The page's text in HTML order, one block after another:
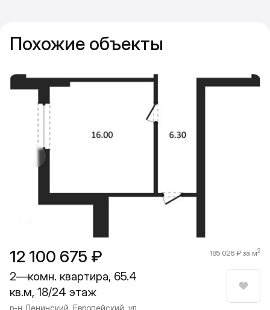
Похожие объекты
12 100 675 ₽ 185 026 ₽ за м2
2—комн. квартира, 65.4
кв.м, 18/24 этаж
р-н Ленинский, Европейский, ул.